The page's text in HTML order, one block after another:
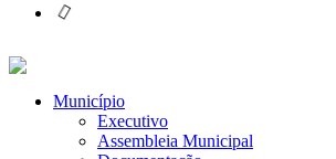
Município
Executivo
Assembleia Municipal